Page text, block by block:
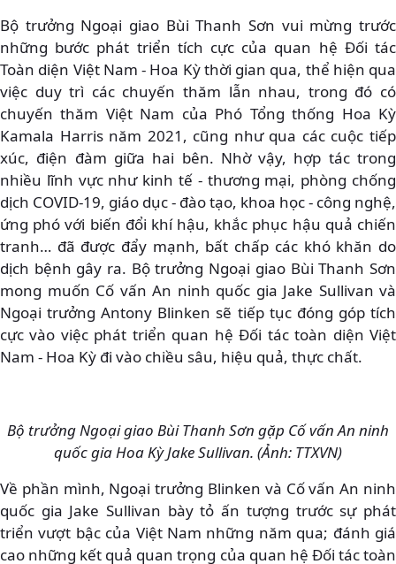
Bộ trưởng Ngoại giao Bùi Thanh Sơn vui mừng trước
những bước phát triển tích cực của quan hệ Đối tác
Toàn diện Việt Nam - Hoa Kỳ thời gian qua, thể hiện qua
việc duy trì các chuyến thăm lẫn nhau, trong đó có
chuyến thăm Việt Nam của Phó Tổng thống Hoa Kỳ
Kamala Harris năm 2021, cũng như qua các cuộc tiếp
xúc, điện đàm giữa hai bên. Nhờ vậy, hợp tác trong
nhiều lĩnh vực như kinh tế - thương mại, phòng chống
dịch COVID-19, giáo dục - đào tạo, khoa học - công nghệ,
ứng phó với biến đổi khí hậu, khắc phục hậu quả chiến
tranh… đã được đẩy mạnh, bất chấp các khó khăn do
dịch bệnh gây ra. Bộ trưởng Ngoại giao Bùi Thanh Sơn
mong muốn Cố vấn An ninh quốc gia Jake Sullivan và
Ngoại trưởng Antony Blinken sẽ tiếp tục đóng góp tích
cực vào việc phát triển quan hệ Đối tác toàn diện Việt
Nam - Hoa Kỳ đi vào chiều sâu, hiệu quả, thực chất.
Bộ trưởng Ngoại giao Bùi Thanh Sơn gặp Cố vấn An ninh
quốc gia Hoa Kỳ Jake Sullivan. (Ảnh: TTXVN)
Về phần mình, Ngoại trưởng Blinken và Cố vấn An ninh
quốc gia Jake Sullivan bày tỏ ấn tượng trước sự phát
triển vượt bậc của Việt Nam những năm qua; đánh giá
cao những kết quả quan trọng của quan hệ Đối tác toàn